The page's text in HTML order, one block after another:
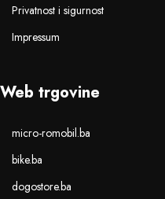
Privatnost i sigurnost
Impressum
Web trgovine
micro-romobil.ba
bike.ba
dogostore.ba